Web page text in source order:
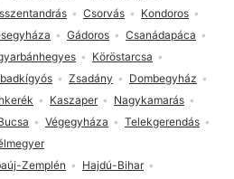
Zemplén
Hajdú-Bihar
Csorvás
Kondoros
Gádoros
Csanádapáca
Köröstarcsa
Zsadány
Dombegyház
Kaszaper
Nagykamarás
Végegyháza
Telekgerendás